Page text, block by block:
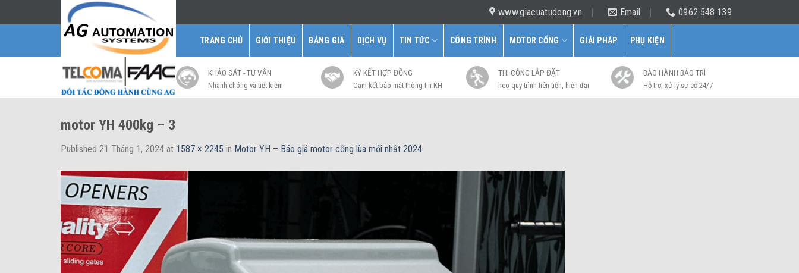
to
www.giacuatudong.vn Email 0962.548.139
TRANG CHỦ GIỚI THIỆU BẢNG GIÁ DỊCH VỤ TIN TỨC CÔNG TRÌNH MOTOR CỔNG GIẢI PHÁP PHỤ KIỆN
KHẢO SÁT - TƯ VẤN
Nhanh chóng và tiết kiệm
KÝ KẾT HỢP ĐỒNG
Cam kết bảo mật thông tin KH
THI CÔNG LẮP ĐẶT
heo quy trình tiên tiến, hiện đại
BẢO HÀNH BẢO TRÌ
Hỗ trợ, xử lý sự cố 24/7
motor YH 400kg – 3
Published 21 Tháng 1, 2024 at 1587 × 2245 in Motor YH – Báo giá motor cổng lùa mới nhất 2024